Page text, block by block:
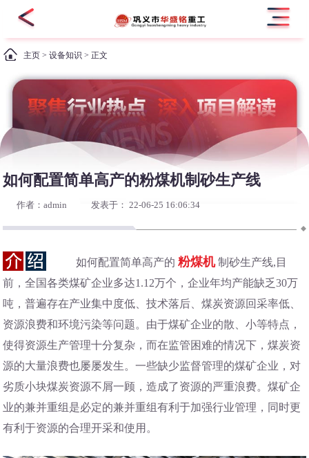
主页 >设备知识 > 正文
如何配置简单高产的粉煤机制砂生产线
作者：admin 发表于： 22-06-25 16:06:34
如何配置简单高产的 粉煤机 制砂生产线,目
前，全国各类煤矿企业多达1.12万个，企业年均产能缺乏30万
吨，普遍存在产业集中度低、技术落后、煤炭资源回采率低、
资源浪费和环境污染等问题。由于煤矿企业的散、小等特点，
使得资源生产管理十分复杂，而在监管困难的情况下，煤炭资
源的大量浪费也屡屡发生。一些缺少监督管理的煤矿企业，对
劣质小块煤炭资源不屑一顾，造成了资源的严重浪费。煤矿企
业的兼并重组是必定的兼并重组有利于加强行业管理，同时更
有利于资源的合理开采和使用。